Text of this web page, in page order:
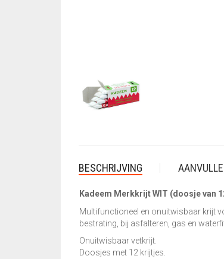
BESCHRIJVING
Kadeem Merkkrijt WIT (doosje van
Multifunctioneel en onuitwisbaar krijt
bestrating, bij asfalteren, gas en
Onuitwisbaar vetkrijt.
Doosjes met 12 krijtjes.